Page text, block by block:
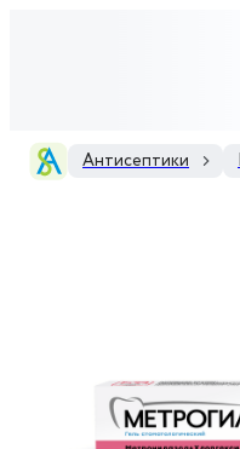
Антисептики